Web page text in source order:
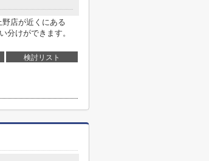
野店が近くにある
分けができます。
検討リスト